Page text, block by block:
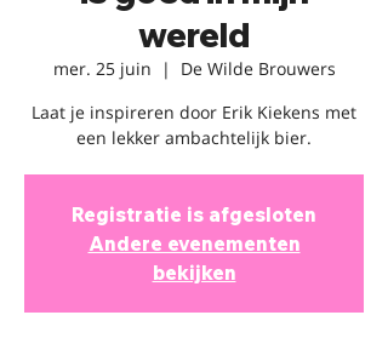
wereld
mer. 25 juin
  |
De Wilde Brouwers
Laat je inspireren door Erik Kiekens met
een lekker ambachtelijk bier.
Registratie is afgesloten
Andere evenementen
bekijken